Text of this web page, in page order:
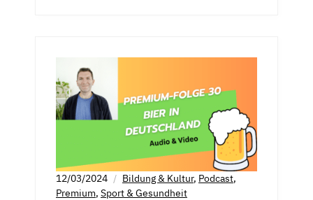
12/03/2024 Bildung & Kultur, Podcast,
Premium, Sport & Gesundheit